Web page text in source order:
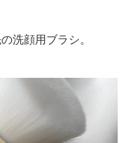
洗顔用ブラシ。